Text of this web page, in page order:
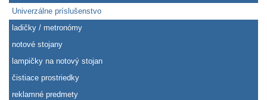
Univerzálne príslušenstvo
ladičky / metronómy
notové stojany
lampičky na notový stojan
čistiace prostriedky
reklamné predmety